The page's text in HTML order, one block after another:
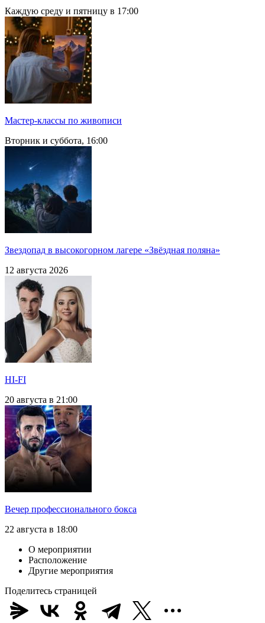
Каждую среду и пятницу в 17:00
Мастер-классы по живописи
Вторник и суббота, 16:00
Звездопад в высокогорном лагере «Звёздная поляна»
12 августа 2026
HI-FI
20 августа в 21:00
Вечер профессионального бокса
22 августа в 18:00
О мероприятии
Расположение
Другие мероприятия
Поделитесь страницей